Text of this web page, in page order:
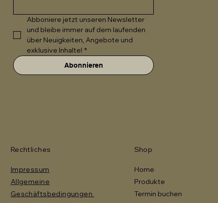
Abboniere jetzt unseren Newsletter
und bleibe immer auf dem laufenden
über Neuigkeiten, Angebote und
exklusive Inhalte! *
Abonnieren
Shop
Home
Produkte
Termin buchen
Rechtliches
Impressum
Allgemeine
Geschäftsbedingungen